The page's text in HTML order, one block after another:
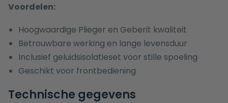
Voordelen:
Hoogwaardige Plieger en Geberit kwaliteit
Betrouwbare werking en lange levensduur
Inclusief geluidsisolatieset voor stille spoeling
Geschikt voor frontbediening
Technische gegevens